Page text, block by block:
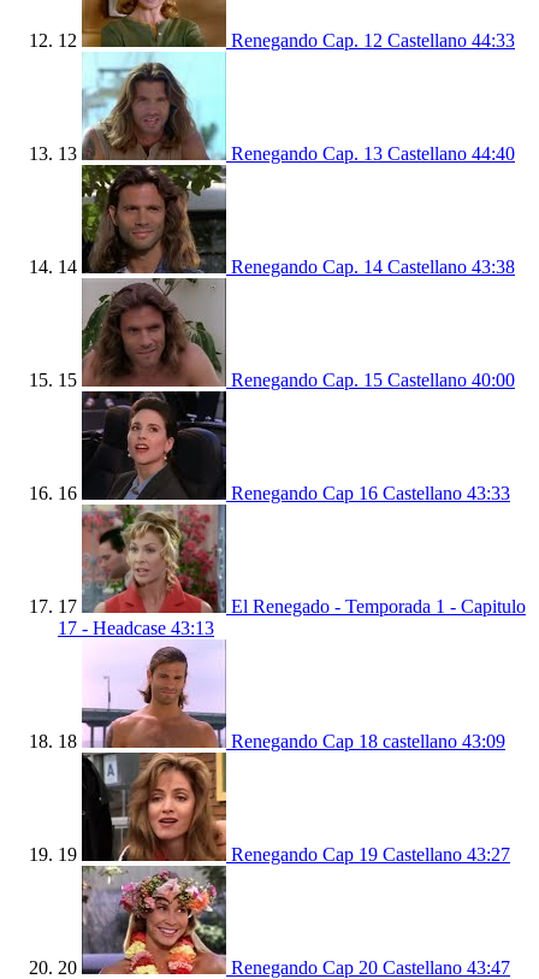
12 Renegando Cap. 12 Castellano 44:33
13 Renegando Cap. 13 Castellano 44:40
14 Renegando Cap. 14 Castellano 43:38
15 Renegando Cap. 15 Castellano 40:00
16 Renegando Cap 16 Castellano 43:33
17
El Renegado - Temporada 1 - Capitulo
17 - Headcase 43:13
18 Renegando Cap 18 castellano 43:09
19 Renegando Cap 19 Castellano 43:27
20 Renegando Cap 20 Castellano 43:47